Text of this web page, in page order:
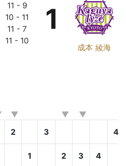
11 - 9
10 - 11
11 - 7
11 - 10
成本 綾海
1
2 3 4
1 2 3 4